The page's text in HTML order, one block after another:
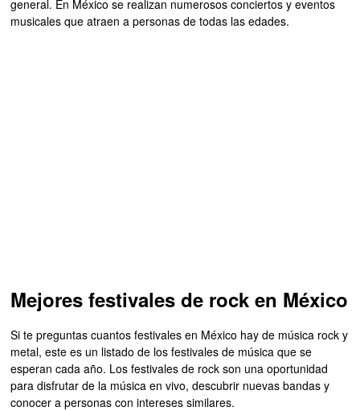
general. En México se realizan numerosos conciertos y eventos
musicales que atraen a personas de todas las edades.
Mejores festivales de rock en México
Si te preguntas cuantos festivales en México hay de música rock y
metal, este es un listado de los festivales de música que se
esperan cada año. Los festivales de rock son una oportunidad
para disfrutar de la música en vivo, descubrir nuevas bandas y
conocer a personas con intereses similares.